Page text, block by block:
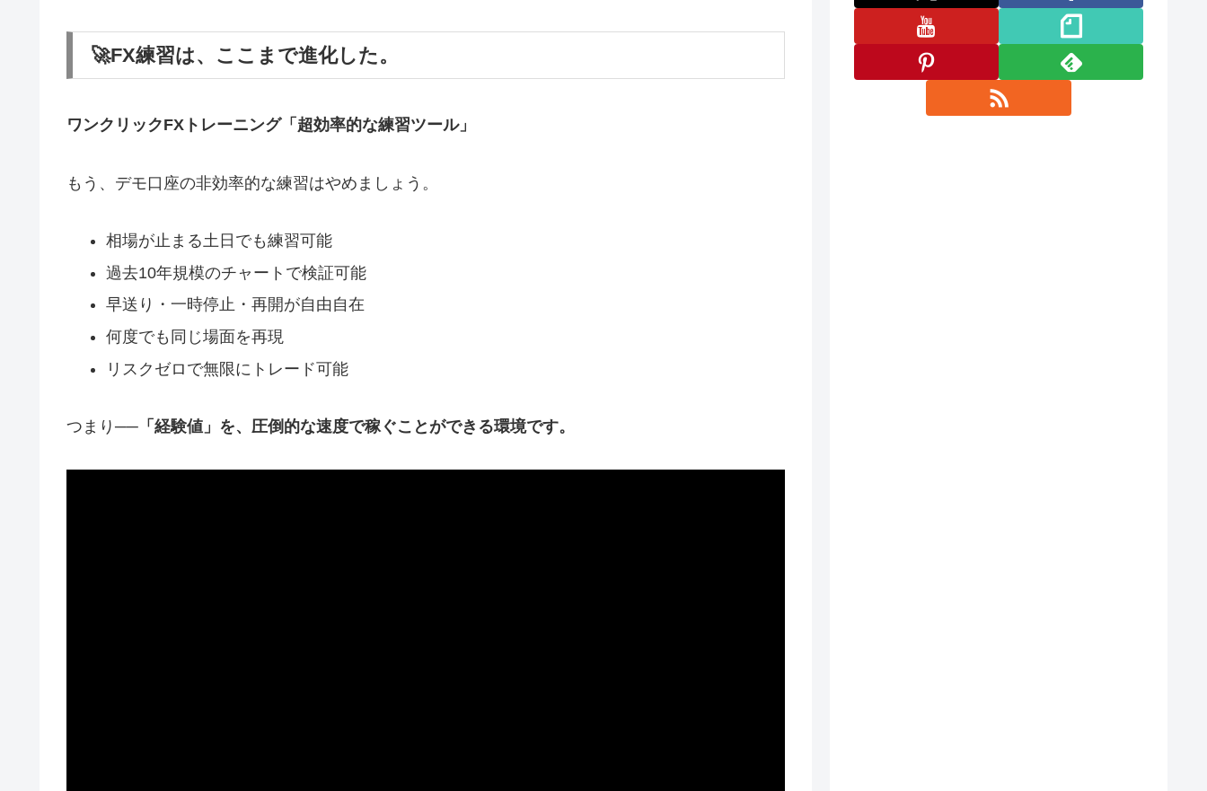
🚀FX練習は、ここまで進化した。
ワンクリックFXトレーニング「超効率的な練習ツール」
もう、デモ口座の非効率的な練習はやめましょう。
相場が止まる土日でも練習可能
過去10年規模のチャートで検証可能
早送り・一時停止・再開が自由自在
何度でも同じ場面を再現
リスクゼロで無限にトレード可能
つまり── 「経験値」を、圧倒的な速度で稼ぐことができる環境です。